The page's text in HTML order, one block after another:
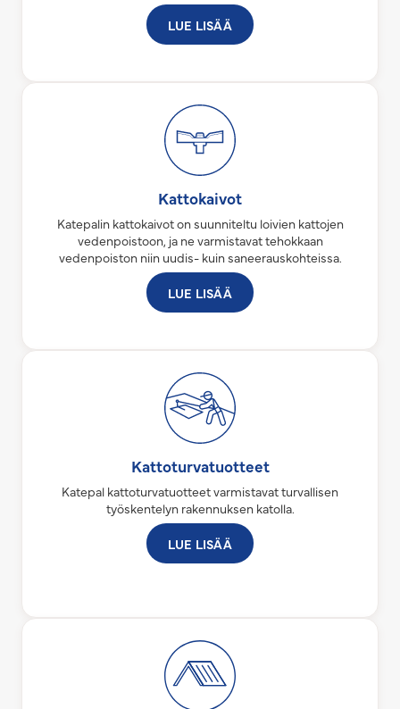
LUE LISÄÄ
Kattokaivot
Katepalin kattokaivot on suunniteltu loivien kattojen
vedenpoistoon, ja ne varmistavat tehokkaan
vedenpoiston niin uudis- kuin saneerauskohteissa.
LUE LISÄÄ
Kattoturvatuotteet
Katepal kattoturvatuotteet varmistavat turvallisen
työskentelyn rakennuksen katolla.
LUE LISÄÄ